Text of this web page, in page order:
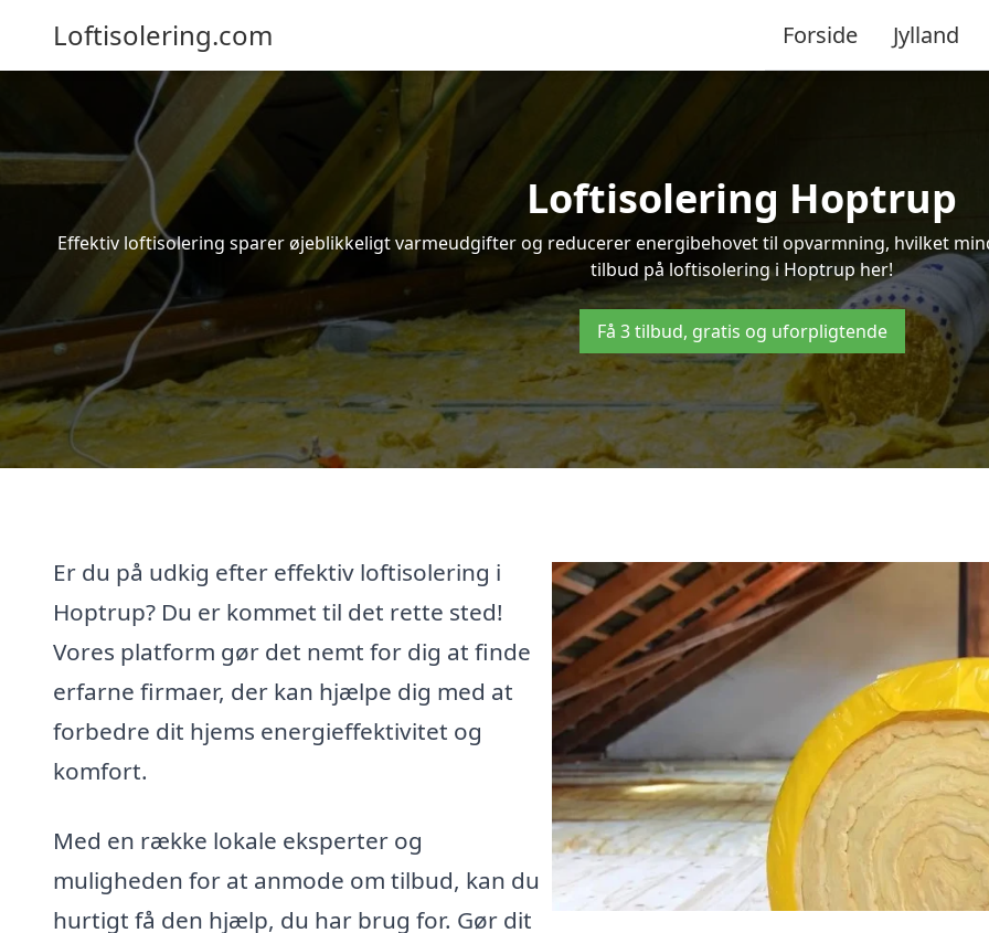
Loftisolering.com Forside Jylland
Loftisolering Hoptrup
Effektiv loftisolering sparer øjeblikkeligt varmeudgifter og reducerer energibehovet til opvarmning, hvilket
tilbud på loftisolering i Hoptrup her!
Få 3 tilbud, gratis og uforpligtende
Er du på udkig efter effektiv loftisolering i
Hoptrup? Du er kommet til det rette sted!
Vores platform gør det nemt for dig at finde
erfarne firmaer, der kan hjælpe dig med at
forbedre dit hjems energieffektivitet og
komfort.
Med en række lokale eksperter og
muligheden for at anmode om tilbud, kan du
hurtigt få den hjælp, du har brug for. Gør dit